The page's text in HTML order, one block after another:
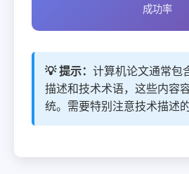
成功率
💡 提示： 计算机论文通常包
描述和技术术语，这些内容
统。需要特别注意技术描述